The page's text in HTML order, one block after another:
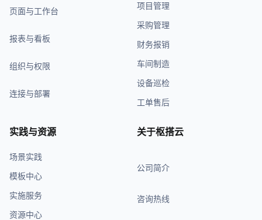
页面与工作台
报表与看板
组织与权限
连接与部署
项目管理
采购管理
财务报销
车间制造
设备巡检
工单售后
实践与资源
场景实践
模板中心
实施服务
资源中心
关于枢搭云
公司简介
咨询热线